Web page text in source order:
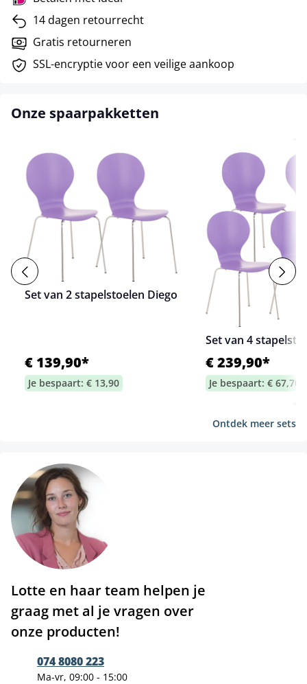
14 dagen retourrecht
Gratis retourneren
SSL-encryptie voor een veilige aankoop
Onze spaarpakketten
Set van 2 stapelstoelen Diego
€ 139,90*
Je bespaart: € 13,90
Set van 4
€ 239,90*
Je bespaart: € 67,70
Ontdek meer sets
Lotte en haar team helpen je
graag met al je vragen over
onze producten!
074 8080 223
Ma-vr, 09:00 - 15:00